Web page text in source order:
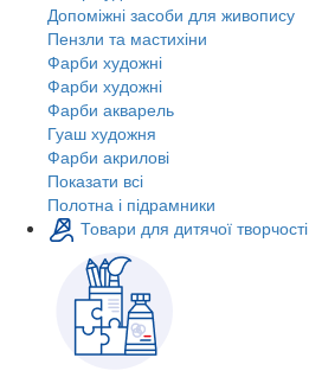
Допоміжні засоби для живопису
Пензли та мастихіни
Фарби художні
Фарби художні
Фарби акварель
Гуаш художня
Фарби акрилові
Показати всі
Полотна і підрамники
Товари для дитячої творчості